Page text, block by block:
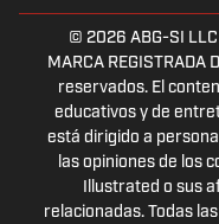
© 2026 ABG-SI LLC
MARCA REGISTRADA
reservados. El
educativos y de
está dirigido a
las opiniones de los
Illustrated o sus
relacionadas. Todas